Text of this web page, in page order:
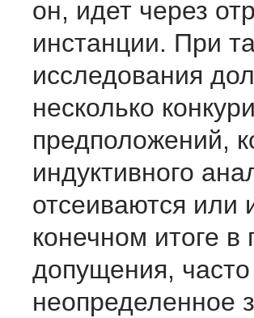
он, идет через
инстанции. При
исследования
несколько
предположений,
индуктивного
отсеиваются или
конечном итоге в
допущения,
неопределенное